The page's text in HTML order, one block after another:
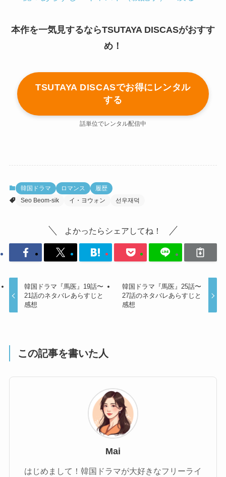
本作を一気見するならTSUTAYA DISCASがおすす
め！
TSUTAYA DISCASでお得にレンタル
する
話単位でレンタル配信中
韓国ドラマ ロマンス
履歴
Seo Beom-sik
イ・ヨウォン 선우재덕
よかったらシェアしてね！
韓国ドラマ『馬医』19話〜
21話のネタバレあらすじと
感想
韓国ドラマ『馬医』25話〜
27話のネタバレあらすじと
感想
この記事を書いた人
Mai
はじめまして！韓国ドラマが大好きなフリーライ